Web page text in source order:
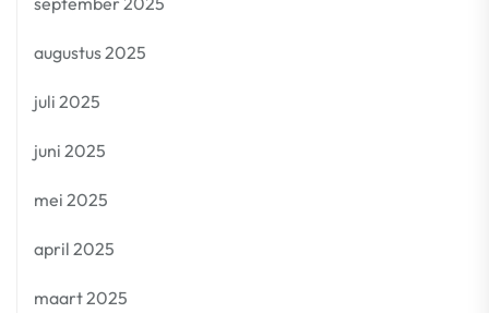
augustus 2025
juli 2025
juni 2025
mei 2025
april 2025
maart 2025